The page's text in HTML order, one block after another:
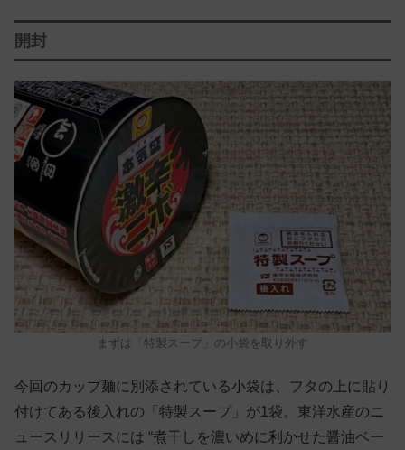
開封
まずは「特製スープ」の小袋を取り外す
今回のカップ麺に別添されている小袋は、フタの上に貼り
付けてある後入れの「特製スープ」が1袋。東洋水産のニ
ュースリリースには “煮干しを濃いめに利かせた醤油ベー